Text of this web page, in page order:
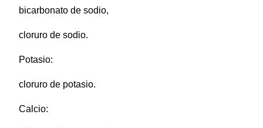
bicarbonato de sodio,
cloruro de sodio.
Potasio:
cloruro de potasio.
Calcio: